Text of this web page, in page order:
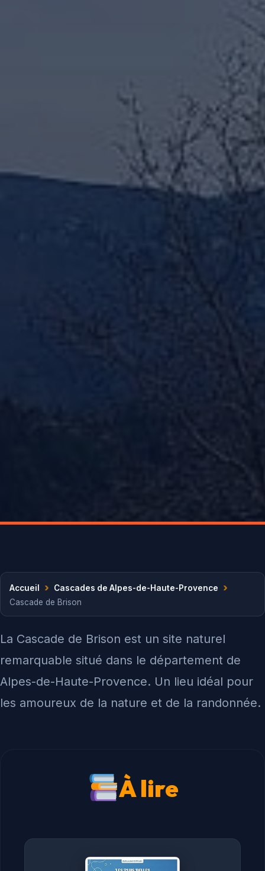
Accueil › Cascades de Alpes-de-Haute-Provence ›
Cascade de Brison
La Cascade de Brison est un site naturel
remarquable situé dans le département de
Alpes-de-Haute-Provence. Un lieu idéal pour
les amoureux de la nature et de la randonnée.
À lire